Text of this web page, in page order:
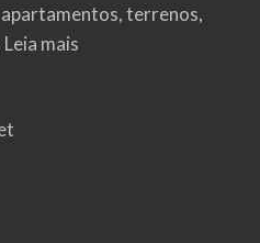
apartamentos, terrenos,
Leia mais